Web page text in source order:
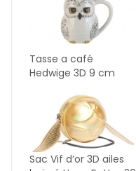
Tasse a café
Hedwige 3D 9 cm
Sac Vif d’or 3D ailes